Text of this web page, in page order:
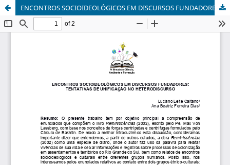
ENCONTROS SOCIOIDEOLÓGICOS EM DISCURSOS FUNDADORES: TENTATIVAS DE UNIFICAÇÃO NO HETERODISCURSO